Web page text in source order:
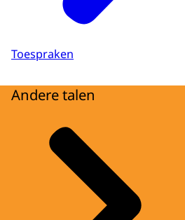
Toespraken
Andere talen